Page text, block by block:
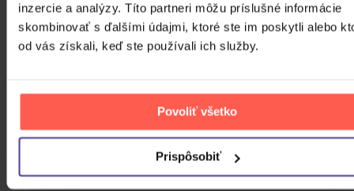
inzercie a analýzy. Títo partneri môžu príslušné informácie
skombinovať s ďalšími údajmi, ktoré ste im poskytli alebo
od vás získali, keď ste používali ich služby.
Povoliť všetko
Prispôsobiť
Skladom 18,60 €
CD
Skladom 16,30 €
Linkin Park: From Zero (Coloured